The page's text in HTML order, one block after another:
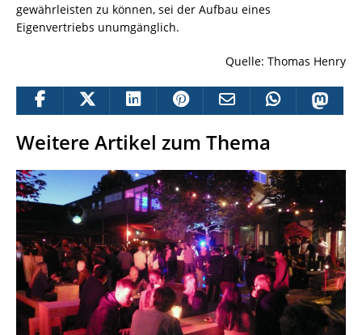
gewährleisten zu können, sei der Aufbau eines
Eigenvertriebs unumgänglich.
Quelle: Thomas Henry
Weitere Artikel zum Thema